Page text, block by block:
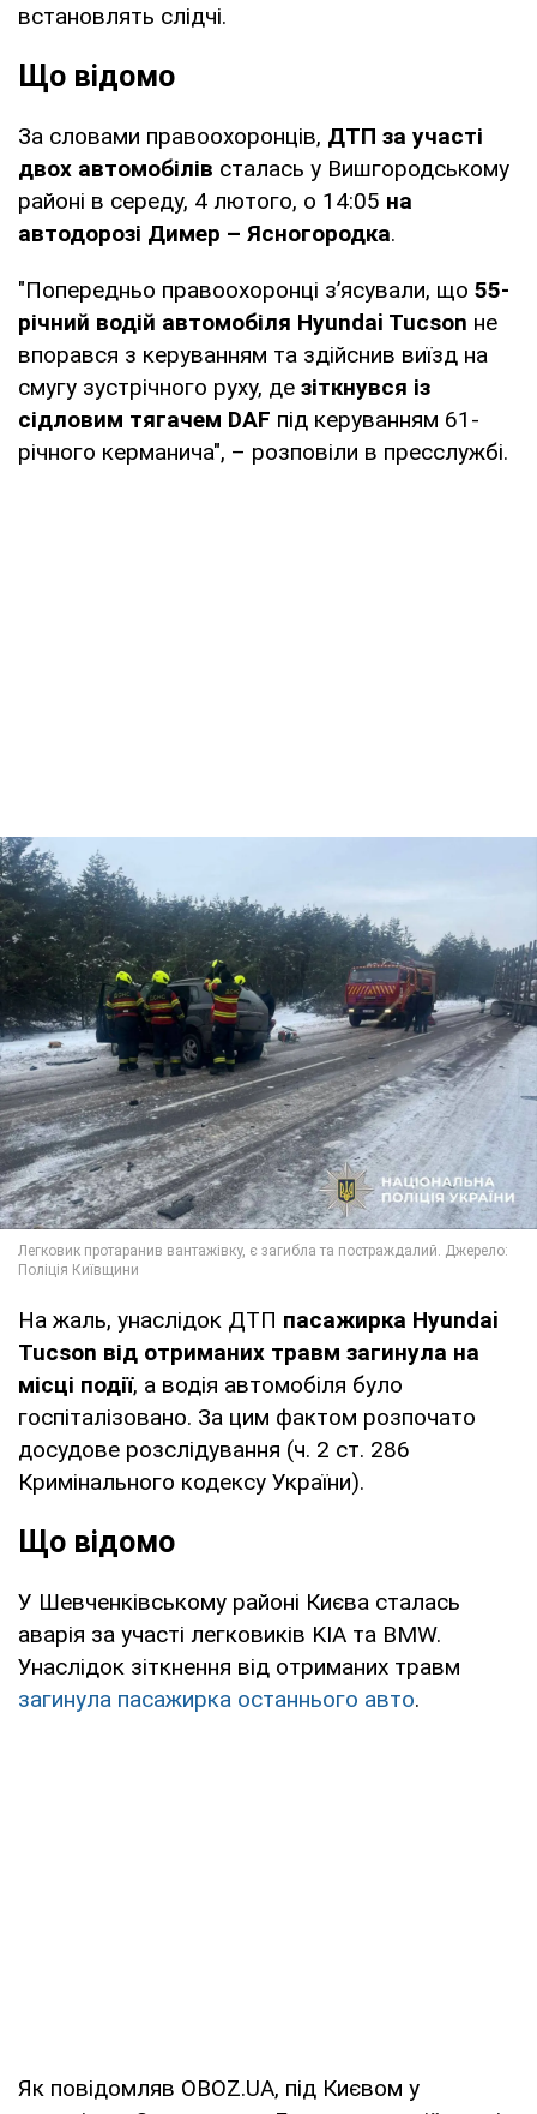
встановлять слідчі.
Що відомо
За словами правоохоронців, ДТП за участі
двох автомобілів сталась у Вишгородському
районі в середу, 4 лютого, о 14:05 на
автодорозі Димер – Ясногородка.
"Попередньо правоохоронці з’ясували, що 55-
річний водій автомобіля Hyundai Tucson не
впорався з керуванням та здійснив виїзд на
смугу зустрічного руху, де зіткнувся із
сідловим тягачем DAF під керуванням 61-
річного керманича", – розповіли в пресслужбі.
На жаль, унаслідок ДТП пасажирка Hyundai
Tucson від отриманих травм загинула на
місці події, а водія автомобіля було
госпіталізовано. За цим фактом розпочато
досудове розслідування (ч. 2 ст. 286
Кримінального кодексу України).
Що відомо
У Шевченківському районі Києва сталась
аварія за участі легковиків KIA та BMW.
Унаслідок зіткнення від отриманих травм
загинула пасажирка останнього авто.
Як повідомляв OBOZ.UA, під Києвом у